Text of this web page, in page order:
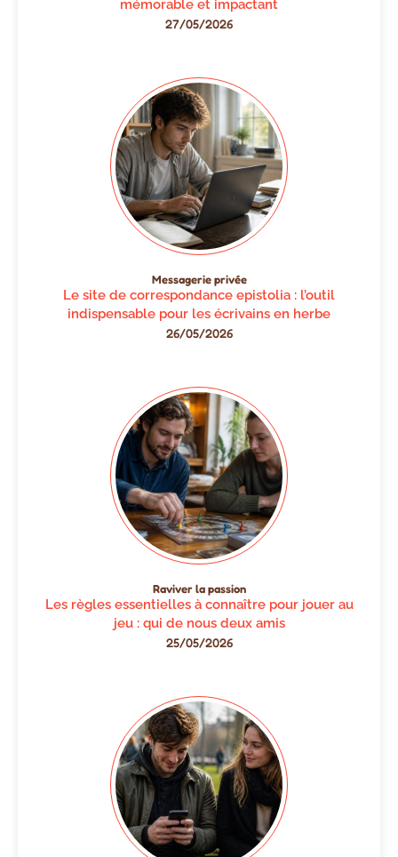
mémorable et impactant
27/05/2026
Messagerie privée
Le site de correspondance epistolia : l’outil
indispensable pour les écrivains en herbe
26/05/2026
Raviver la passion
Les règles essentielles à connaître pour jouer au
jeu : qui de nous deux amis
25/05/2026